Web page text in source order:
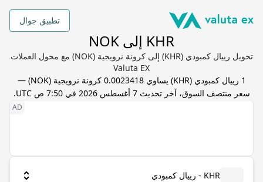
تطبيق جوال
KHR إلى NOK
تحويل رييال كمبودي (KHR) إلى كرونة نرويجية (NOK) مع محول العملات
Valuta EX
1 رييال كمبودي (
KHR) يساوي0.0023418 كرونة نرويجية (
NOK
) —
سعر منتصف السوق، آخر تحديث7 أغسطس 2026 في 7:50 ص UTC .
KHR - رييال كمبودي